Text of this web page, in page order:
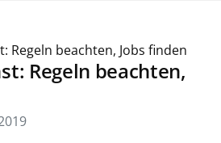
Regeln beachten,